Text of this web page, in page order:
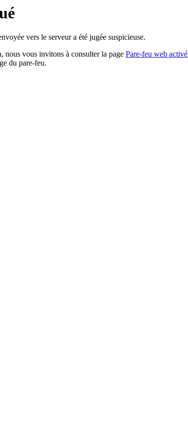
vers le serveur a été jugée suspicieuse.
nous vous invitons à consulter la page Pare-feu web activé
du pare-feu.